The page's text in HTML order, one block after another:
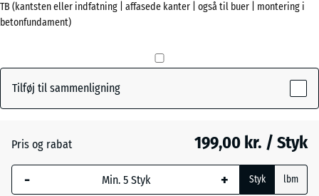
Vis
farvepalette
Græsgrøn + 3,00 kr.
Murstenrød + 3,00 kr.
TB (kantsten eller indfatning | affasede kanter | også til buer | montering i
betonfundament)
Tilføj til sammenligning
Pris og rabat 199,00 kr. / Styk
- + Styk lbm